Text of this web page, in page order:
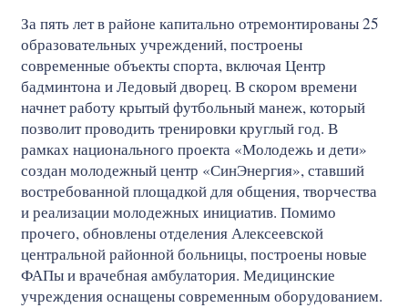
За пять лет в районе капитально отремонтированы 25
образовательных учреждений, построены
современные объекты спорта, включая Центр
бадминтона и Ледовый дворец. В скором времени
начнет работу крытый футбольный манеж, который
позволит проводить тренировки круглый год. В
рамках национального проекта «Молодежь и дети»
создан молодежный центр «СинЭнергия», ставший
востребованной площадкой для общения, творчества
и реализации молодежных инициатив. Помимо
прочего, обновлены отделения Алексеевской
центральной районной больницы, построены новые
ФАПы и врачебная амбулатория. Медицинские
учреждения оснащены современным оборудованием.